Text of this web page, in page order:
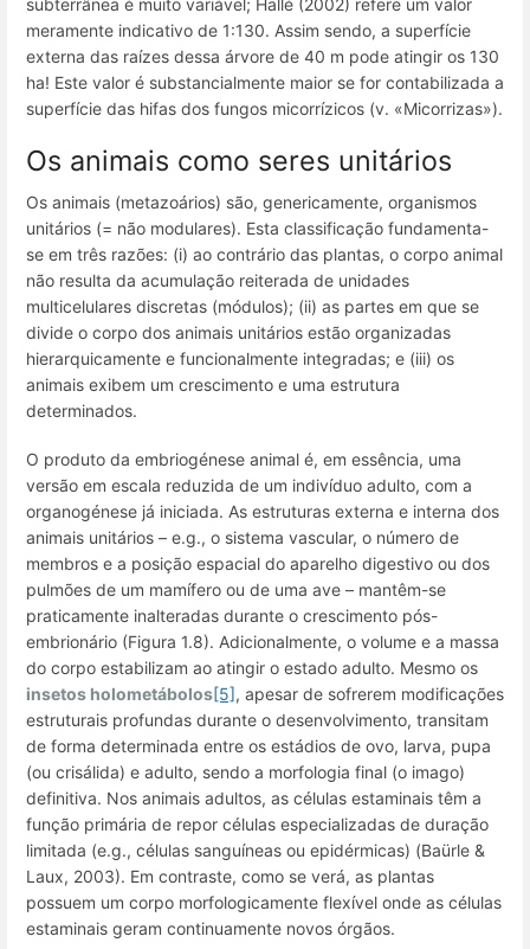
meramente indicativo de 1:130. Assim sendo, a superfície
externa das raízes dessa árvore de 40 m pode atingir os 130
ha! Este valor é substancialmente maior se for contabilizada a
superfície das hifas dos fungos micorrízicos (v. «Micorrizas»).
Os animais como seres unitários
Os animais (metazoários) são, genericamente, organismos
unitários (= não modulares). Esta classificação fundamenta-
se em três razões: (i) ao contrário das plantas, o corpo animal
não resulta da acumulação reiterada de unidades
multicelulares discretas (módulos); (ii) as partes em que se
divide o corpo dos animais unitários estão organizadas
hierarquicamente e funcionalmente integradas; e (iii) os
animais exibem um crescimento e uma estrutura
determinados.
O produto da embriogénese animal é, em essência, uma
versão em escala reduzida de um indivíduo adulto, com a
organogénese já iniciada. As estruturas externa e interna dos
animais unitários – e.g., o sistema vascular, o número de
membros e a posição espacial do aparelho digestivo ou dos
pulmões de um mamífero ou de uma ave – mantêm-se
praticamente inalteradas durante o crescimento pós-
embrionário (Figura 1.8). Adicionalmente, o volume e a massa
do corpo estabilizam ao atingir o estado adulto. Mesmo os
insetos holometábolos[5], apesar de sofrerem modificações
estruturais profundas durante o desenvolvimento, transitam
de forma determinada entre os estádios de ovo, larva, pupa
(ou crisálida) e adulto, sendo a morfologia final (o imago)
definitiva. Nos animais adultos, as células estaminais têm a
função primária de repor células especializadas de duração
limitada (e.g., células sanguíneas ou epidérmicas) (Baürle &
Laux, 2003). Em contraste, como se verá, as plantas
possuem um corpo morfologicamente flexível onde as células
estaminais geram continuamente novos órgãos.